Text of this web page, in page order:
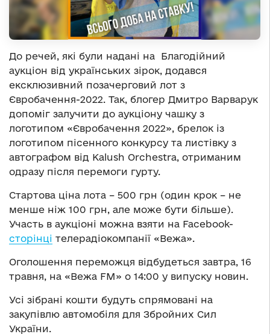
До речей, які були надані на Благодійний
аукціон від українських зірок, додався
ексклюзивний позачерговий лот з
Євробачення-2022. Так, блогер Дмитро Варварук
допоміг залучити до аукціону чашку з
логотипом «Євробачення 2022», брелок із
логотипом пісенного конкурсу та листівку з
автографом від Kalush Orchestra, отриманим
одразу після перемоги гурту.
Стартова ціна лота – 500 грн (один крок – не
менше ніж 100 грн, але може бути більше).
Участь в аукціоні можна взяти на Facebook-
сторінці телерадіокомпанії «Вежа».
Оголошення переможця відбудеться завтра, 16
травня, на «Вежа FM» о 14:00 у випуску новин.
Усі зібрані кошти будуть спрямовані на
закупівлю автомобіля для Збройних Сил
України.